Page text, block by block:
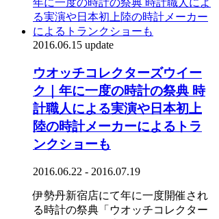
2016.06.15 update
ウオッチコレクターズウイー
ク｜年に一度の時計の祭典 時
計職人による実演や日本初上
陸の時計メーカーによるトラ
ンクショーも
2016.06.22 - 2016.07.19
伊勢丹新宿店にて年に一度開催され
る時計の祭典「ウオッチコレクター